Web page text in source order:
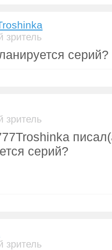
зритель
серий?
зритель
серий?
зритель